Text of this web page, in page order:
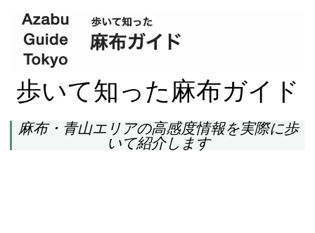
歩いて知った麻布ガイド
麻布・青山エリアの高感度情報を実際に歩
いて紹介します